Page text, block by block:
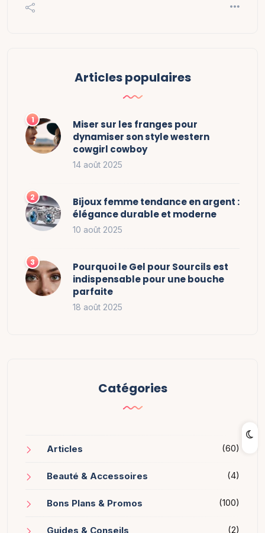
Articles populaires
Miser sur les franges pour
dynamiser son style western
cowgirl cowboy
14 août 2025
Bijoux femme tendance en argent :
élégance durable et moderne
10 août 2025
Pourquoi le Gel pour Sourcils est
indispensable pour une bouche
parfaite
18 août 2025
Catégories
Articles (60)
Beauté & Accessoires (4)
Bons Plans & Promos (100)
Guides & Conseils (2)